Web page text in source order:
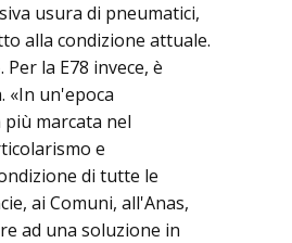
usura di pneumatici,
alla condizione attuale.
la E78 invece, è
«In un'epoca
marcata nel
e
di tutte le
ai Comuni, all'Anas,
ad una soluzione in